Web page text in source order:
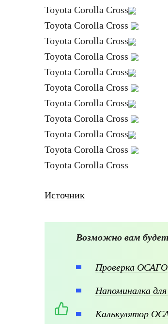
Toyota Corolla Cross
Toyota Corolla Cross
Toyota Corolla Cross
Toyota Corolla Cross
Toyota Corolla Cross
Toyota Corolla Cross
Toyota Corolla Cross
Toyota Corolla Cross
Toyota Corolla Cross
Toyota Corolla Cross
Toyota Corolla Cross
Источник
Возможно вам
Проверка ОСАГО
Напоминалка
Калькулятор